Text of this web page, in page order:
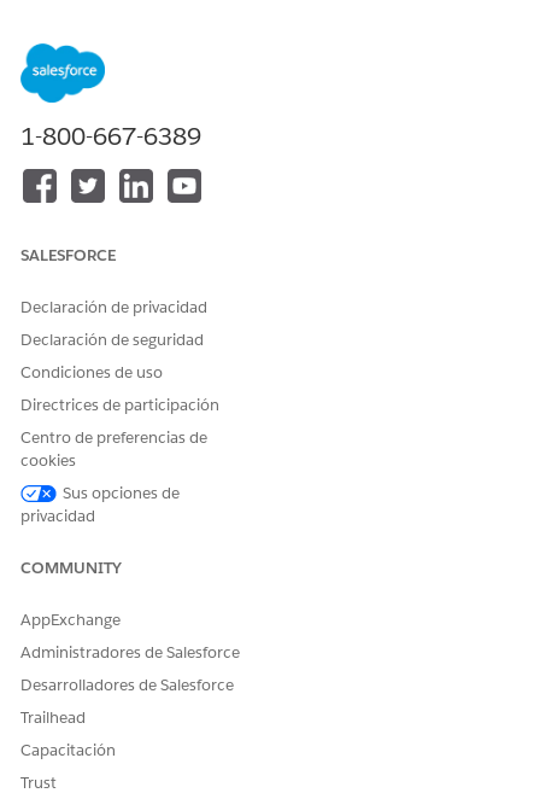
Disponible en:
Unlimited Edition
Asignar permisos de Data 360 para Financial Services
Cloud
Para acceder a Asignaciones de DMO de Financial Services
en Data Cloud, asigne Usuario administrador de Data
Cloud para Financial Services Cloud.
Implementar transmisiones de datos de Financial Services
Cloud para objetos estándar
organización de Salesforce con
¡Háganos saber cómo podemos mejorar!
1-800-667-6389
SALESFORCE
Declaración de privacidad
Declaración de seguridad
Condiciones de uso
Directrices de participación
Centro de preferencias de
cookies
Sus opciones de
privacidad
COMMUNITY
AppExchange
Administradores de Salesforce
Desarrolladores de Salesforce
Trailhead
Capacitación
Trust